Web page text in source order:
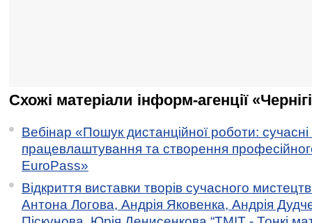
Схожі матеріали інформ-агенції
Вебінар «Пошук дистанційної роботи:
працевлаштування та створення
EuroPass»
Відкриття виставки творів сучасного
Антона Логова, Андрія Яковенка, Андрія